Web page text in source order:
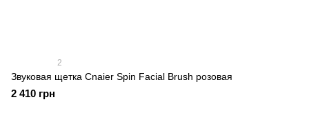
2
Звуковая щетка Cnaier Spin Facial Brush розовая
2 410 грн